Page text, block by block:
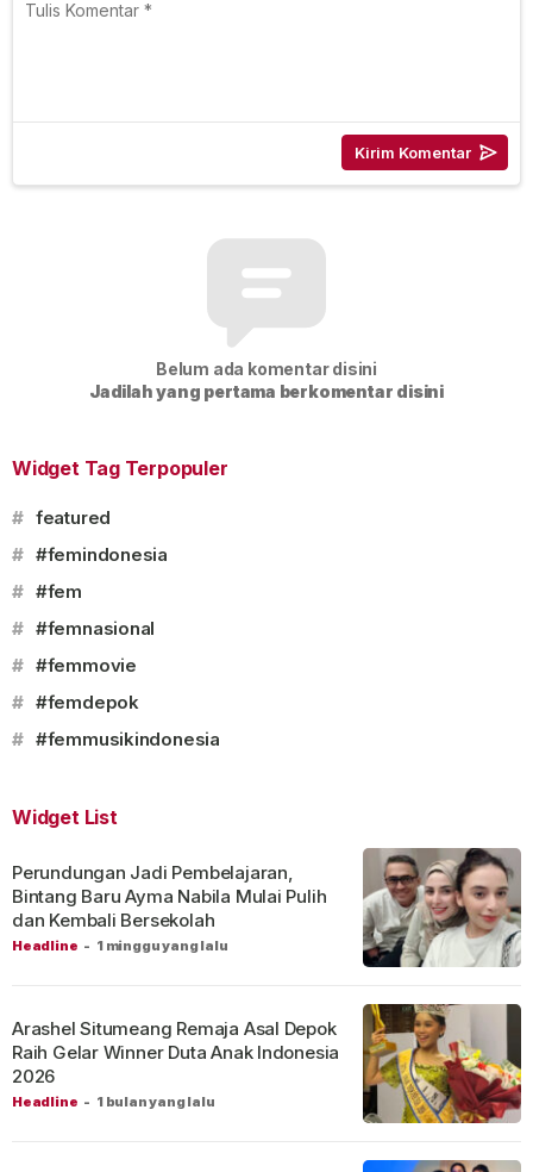
Belum ada komentar disini
Jadilah yang pertama berkomentar disini
Widget Tag Terpopuler
# featured
# #femindonesia
# #fem
# #femnasional
# #femmovie
# #femdepok
# #femmusikindonesia
Widget List
Headline - 1 minggu yang lalu
Perundungan Jadi Pembelajaran,
Bintang Baru Ayma Nabila Mulai Pulih
dan Kembali Bersekolah
Headline - 1 bulan yang lalu
Arashel Situmeang Remaja Asal Depok
Raih Gelar Winner Duta Anak Indonesia
2026